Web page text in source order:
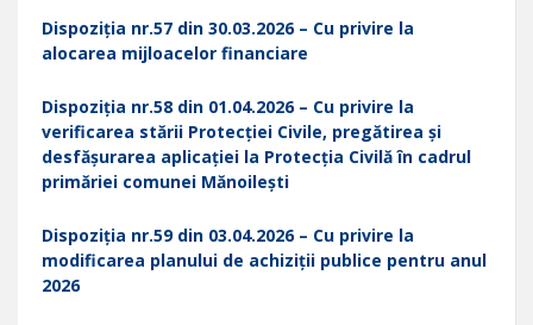
Dispoziția nr.57 din 30.03.2026 – Cu privire la
alocarea mijloacelor financiare
Dispoziția nr.58 din 01.04.2026 – Cu privire la
verificarea stării Protecției Civile, pregătirea și
desfășurarea aplicației la Protecția Civilă în cadrul
primăriei comunei Mănoilești
Dispoziția nr.59 din 03.04.2026 – Cu privire la
modificarea planului de achiziții publice pentru anul
2026